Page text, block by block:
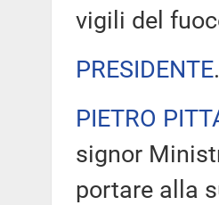
vigili del
PRESIDENTE
PIETRO
signor
portare alla